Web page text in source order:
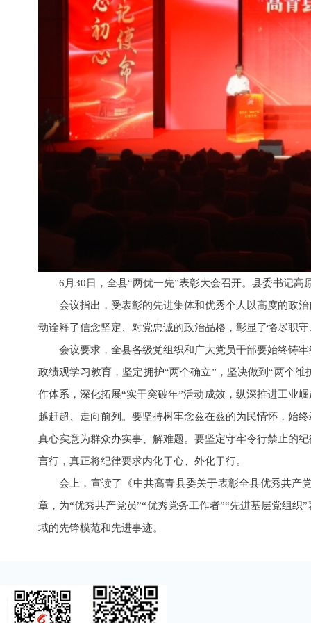
6月30日，全县“两优一先”表彰大会召开。县委书记
会议指出，受表彰的先进集体和优秀个人以高度的政
动诠释了信念坚定、对党忠诚的政治品格，彰显了恪尽职
会议要求，全县各级党组织和广大党员干部要始终铸
政绩观学习教育，坚定拥护“两个确立”，坚决做到“两个
作体系，深化拓展“实干突破年”活动成效，纵深推进工业
越赶超、走向前列。要坚持树牢念兹在兹的为民情怀，始
真心实意为群众办实事、解难题。要坚定守牢令行禁止的
言行，真正将纪律要求内化于心、外化于行。
会上，宣读了《中共高青县委关于表彰全县优秀共产
章，为“优秀共产党员”“优秀党务工作者”“先进基层党组织
域的先锋模范和先进事迹。